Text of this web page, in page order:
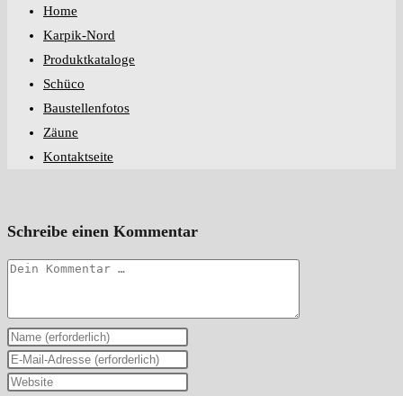
Home
Karpik-Nord
Produktkataloge
Schüco
Baustellenfotos
Zäune
Kontaktseite
Schreibe einen Kommentar
Kommentar
Gib
deinen
Namen
Gib
deine
Gib